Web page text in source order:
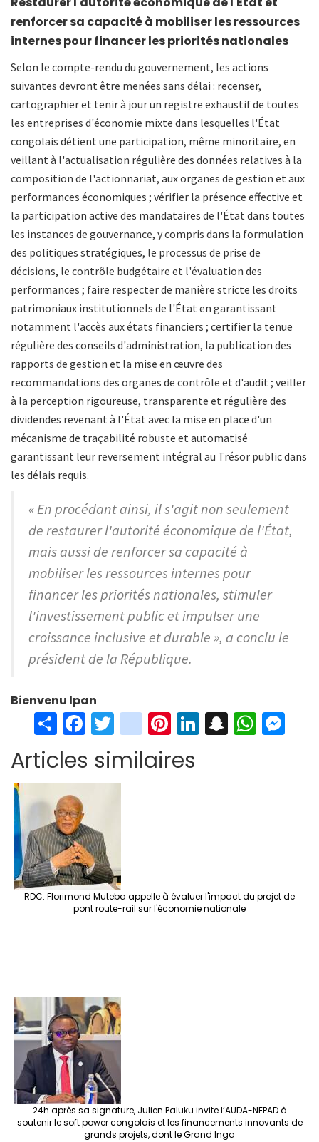
renforcer sa capacité à mobiliser les ressources
internes pour financer les priorités nationales
Selon le compte-rendu du gouvernement, les actions
suivantes devront être menées sans délai : recenser,
cartographier et tenir à jour un registre exhaustif de toutes
les entreprises d'économie mixte dans lesquelles l'État
congolais détient une participation, même minoritaire, en
veillant à l'actualisation régulière des données relatives à la
composition de l'actionnariat, aux organes de gestion et aux
performances économiques ; vérifier la présence effective et
la participation active des mandataires de l'État dans toutes
les instances de gouvernance, y compris dans la formulation
des politiques stratégiques, le processus de prise de
décisions, le contrôle budgétaire et l'évaluation des
performances ; faire respecter de manière stricte les droits
patrimoniaux institutionnels de l'État en garantissant
notamment l'accès aux états financiers ; certifier la tenue
régulière des conseils d'administration, la publication des
rapports de gestion et la mise en œuvre des
recommandations des organes de contrôle et d'audit ; veiller
à la perception rigoureuse, transparente et régulière des
dividendes revenant à l'État avec la mise en place d'un
mécanisme de traçabilité robuste et automatisé
garantissant leur reversement intégral au Trésor public dans
les délais requis.
« En procédant ainsi, il s'agit non seulement
de restaurer l'autorité économique de l'État,
mais aussi de renforcer sa capacité à
mobiliser les ressources internes pour
financer les priorités nationales, stimuler
l'investissement public et impulser une
croissance inclusive et durable », a conclu le
président de la République.
Bienvenu Ipan
S
h
ar
e
Fa
ce
b
o
k
T
wi
tt
er
in
st
ag
Pi
er
Li S W
Articles similaires
RDC: Florimond Muteba appelle à évaluer l'impact du projet de
pont route-rail sur l'économie nationale
24h après sa signature, Julien Paluku invite l’AUDA-NEPAD à
soutenir le soft power congolais et les financements innovants de
grands projets, dont le Grand Inga